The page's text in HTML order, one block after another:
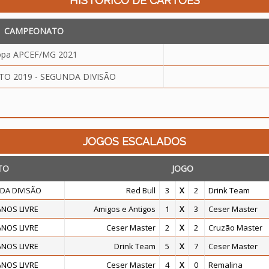
CAMPEONATO
APCEF/MG 2021
2019 - SEGUNDA DIVISÃO
JOGOS ESCALADOS
JOGO
DIVISÃO Red Bull 3 X 2
Drink Team
LIVRE
Amigos e Antigos 1 X 3
Ceser Master
LIVRE
Ceser Master 2 X 2
Cruzão Master
LIVRE
Drink Team 5 X 7
Ceser Master
LIVRE
Ceser Master 4 X 0 Remalina